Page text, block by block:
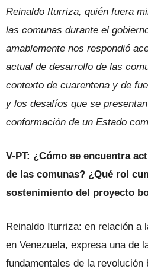
Reinaldo Iturriza, quién fuera
las comunas durante el
amablemente nos respondió
actual de desarrollo de las
contexto de cuarentena y de
y los desafíos que se
conformación de un Estado
V-PT: ¿Cómo se encuentra
de las comunas? ¿Qué rol
sostenimiento del proyecto
Reinaldo Iturriza: en relación a
en Venezuela, expresa una de
fundamentales de la revolución